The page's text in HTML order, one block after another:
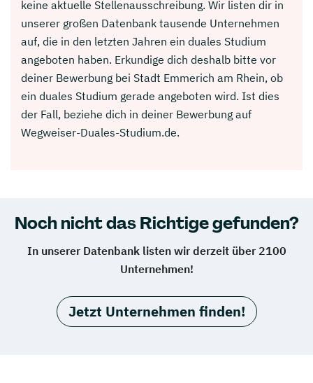
keine aktuelle Stellenausschreibung. Wir listen dir in
unserer großen Datenbank tausende Unternehmen
auf, die in den letzten Jahren ein duales Studium
angeboten haben. Erkundige dich deshalb bitte vor
deiner Bewerbung bei Stadt Emmerich am Rhein, ob
ein duales Studium gerade angeboten wird. Ist dies
der Fall, beziehe dich in deiner Bewerbung auf
Wegweiser-Duales-Studium.de.
Noch nicht das Richtige gefunden?
In unserer Datenbank listen wir derzeit über 2100
Unternehmen!
Jetzt Unternehmen finden!